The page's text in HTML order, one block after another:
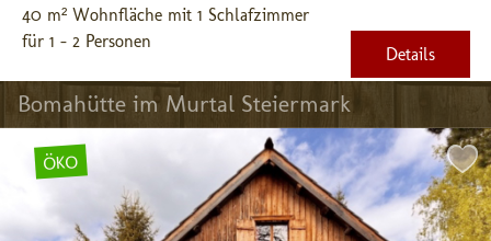
40 m² Wohnfläche mit 1 Schlafzimmer
für 1 - 2 Personen
Details
Bomahütte im Murtal Steiermark
ÖKO